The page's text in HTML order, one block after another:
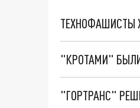
ТЕХНОФАШИСТЫ
"КРОТАМИ"